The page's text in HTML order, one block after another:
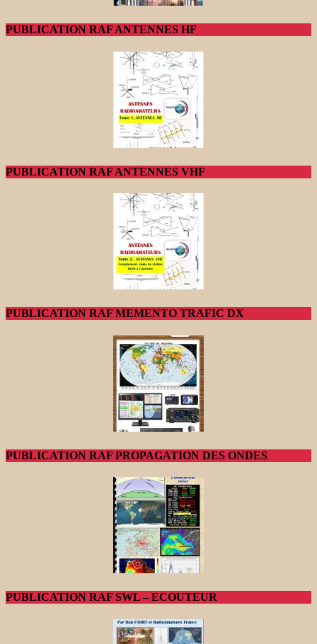
PUBLICATION RAF ANTENNES HF
PUBLICATION RAF ANTENNES VHF
PUBLICATION RAF MEMENTO TRAFIC DX
PUBLICATION RAF PROPAGATION DES ONDES
PUBLICATION RAF SWL – ECOUTEUR